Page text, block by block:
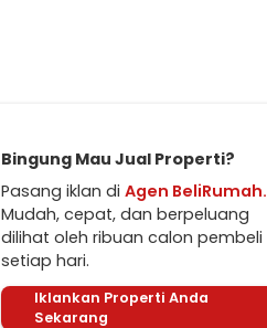
Bingung Mau Jual Properti?
Pasang iklan di Agen BeliRumah.
Mudah, cepat, dan berpeluang
dilihat oleh ribuan calon pembeli
setiap hari.
Iklankan Properti Anda
Sekarang